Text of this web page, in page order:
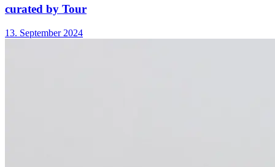
curated by Tour
13. September 2024